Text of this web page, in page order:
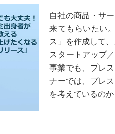
自社の商品・サ
来てもらいたい
ス」を作成して
スタートアップ
事業でも、プレ
ナーでは、プレ
を考えているの